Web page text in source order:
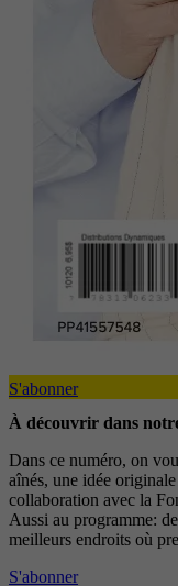
S'abonner
À découvrir dans
Dans ce numéro, on
aînés, une idée
collaboration avec la
Aussi au programme:
meilleurs endroits où
S'abonner